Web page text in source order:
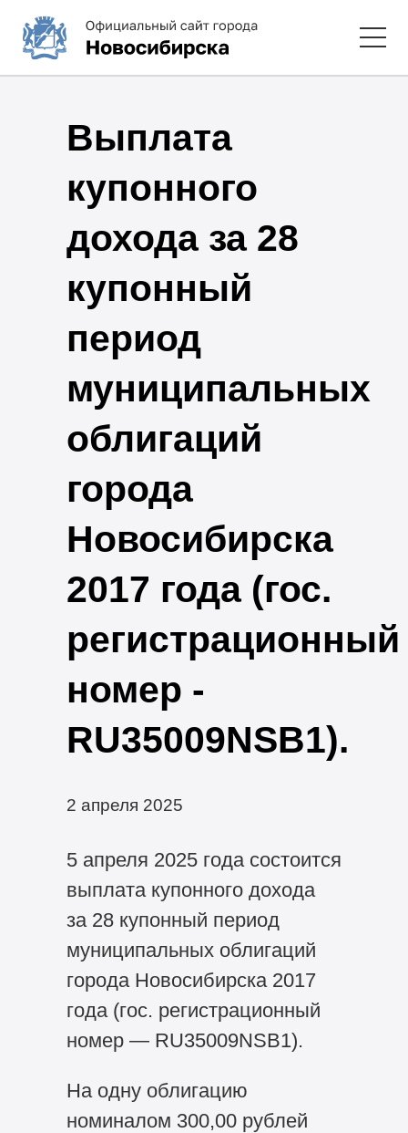
Выплата
купонного
дохода за 28
купонный
период
муниципальных
облигаций
города
Новосибирска
2017 года (гос.
регистрационный
номер -
RU35009NSB1).
2 апреля 2025
5 апреля 2025 года состоится
выплата купонного дохода
за 28 купонный период
муниципальных облигаций
города Новосибирска 2017
года (гос. регистрационный
номер — RU35009NSB1).
На одну облигацию
номиналом 300,00 рублей